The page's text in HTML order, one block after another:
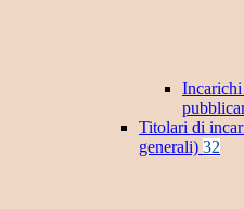
Titolari di
generali) 32